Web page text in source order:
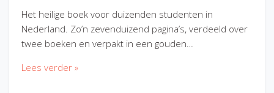
Het heilige boek voor duizenden studenten in
Nederland. Zo’n zevenduizend pagina’s, verdeeld over
twee boeken en verpakt in een gouden…
Lees verder »